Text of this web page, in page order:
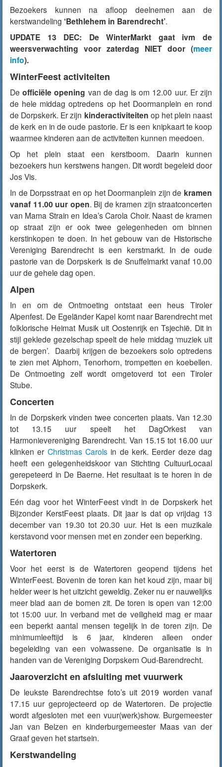
Bezoekers kunnen na afloop deelnemen aan de
kerstwandeling ‘Bethlehem in Barendrecht’.
UPDATE 13 DEC: De WinterMarkt gaat ivm de
weersverwachting voor zaterdag NIET door (meer
info).
WinterFeest activiteiten
Deofficiële opening van de dag is om 12.00 uur. Er zijn
de hele middag optredens op het Doormanplein en rond
de Dorpskerk. Er zijn kinderactiviteiten op het plein naast
de kerk en in de oude pastorie. Er is een knipkaart te koop
waarmee kinderen aan de activiteiten kunnen meedoen.
Op het plein staat een kerstboom. Daarin kunnen
bezoekers hun kerstwens hangen. Dit wordt begeleid door
Jos Vis.
In de Dorpsstraat en op het Doormanplein zijn de kramen
vanaf 11.00 uur open. Bij de kramen zijn straatconcerten
van Mama Strain en Idea’s Carola Choir. Naast de kramen
op straat zijn er ook twee gelegenheden om binnen
kerstinkopen te doen. In het gebouw van de Historische
Vereniging Barendrecht is een kerstmarkt. In de oude
pastorie van de Dorpskerk is de Snuffelmarkt vanaf 10.00
uur de gehele dag open.
Alpen
In en om de Ontmoeting ontstaat een heus Tiroler
Alpenfest. De Egeländer Kapel komt naar Barendrecht met
folklorische Heimat Musik uit Oostenrijk en Tsjechië. Dit in
stijl geklede gezelschap speelt de hele middag ‘muziek uit
de bergen’. Daarbij krijgen de bezoekers solo optredens
te zien met Alphorn, Tenorhorn, trompetten en koebellen.
De Ontmoeting zelf wordt omgetoverd tot een Tiroler
Stube.
Concerten
In de Dorpskerk vinden twee concerten plaats. Van 12.30
tot 13.15 uur speelt het DagOrkest van
Harmonievereniging Barendrecht. Van 15.15 tot 16.00 uur
klinken er Christmas Carols in de kerk. Eerder deze dag
heeft een gelegenheidskoor van Stichting CultuurLocaal
gerepeteerd in De Baerne. Het resultaat is te horen in de
Dorpskerk.
Eén dag voor het WinterFeest vindt in de Dorpskerk het
Bijzonder KerstFeest plaats. Dit jaar is dat op vrijdag 13
december van 19.30 tot 20.30 uur. Het is een muzikale
kerstavond voor mensen met en zonder een beperking.
Watertoren
Voor het eerst is de Watertoren geopend tijdens het
WinterFeest. Bovenin de toren kan het koud zijn, maar bij
helder weer is het uitzicht geweldig. Zeker nu er nauwelijks
meer blad aan de bomen zit. De toren is open van 12:00
tot 15:00 uur. In verband met de veiligheid mag er maar
een beperkt aantal mensen tegelijk in de toren zijn. De
minimumleeftijd is 6 jaar, kinderen alleen onder
begeleiding van een volwassene. De organisatie is in
handen van de Vereniging Dorpskern Oud-Barendrecht.
Jaaroverzicht en afsluiting met vuurwerk
De leukste Barendrechtse foto’s uit 2019 worden vanaf
17.15 uur geprojecteerd op de Watertoren. De projectie
wordt afgesloten met een vuur(werk)show. Burgemeester
Jan van Belzen en kinderburgemeester Maas van der
Graaf geven het startsein.
Kerstwandeling